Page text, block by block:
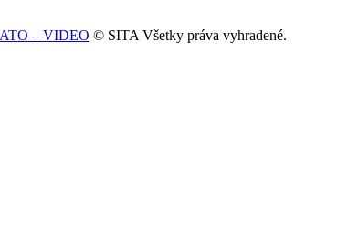
– VIDEO © SITA Všetky práva vyhradené.